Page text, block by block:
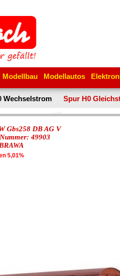
Modellbau Modellautos
Wechselstrom Spur H0
Gbs258 DB AG V
49903
5,01%